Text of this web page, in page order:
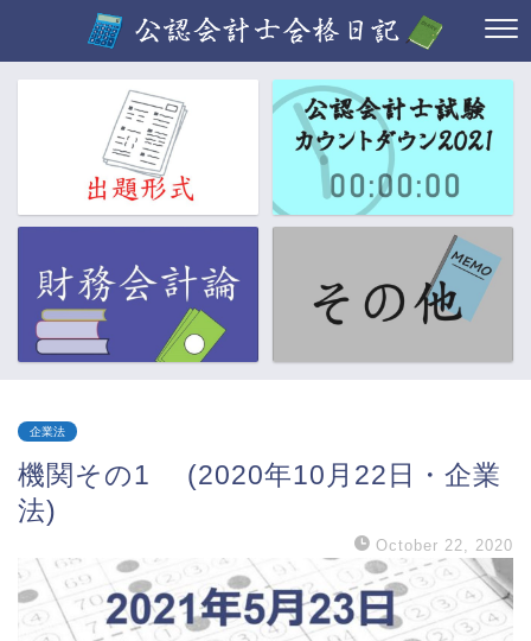
企業法
機関その1 (2020年10月22日・企業
法)
October 22, 2020